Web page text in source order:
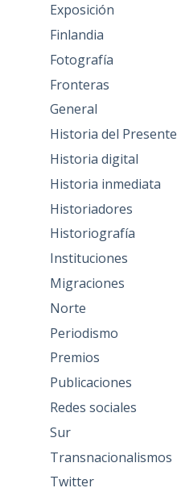
Exposición
Finlandia
Fotografía
Fronteras
General
Historia del Presente
Historia digital
Historia inmediata
Historiadores
Historiografía
Instituciones
Migraciones
Norte
Periodismo
Premios
Publicaciones
Redes sociales
Sur
Transnacionalismos
Twitter